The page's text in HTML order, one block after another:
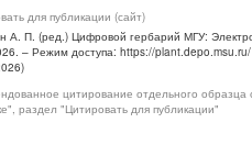
для публикации (сайт)
А. П. (ред.) Цифровой гербарий МГУ:
– Режим доступа: https://
цитирование отдельного образца
раздел "Цитировать для публикации"